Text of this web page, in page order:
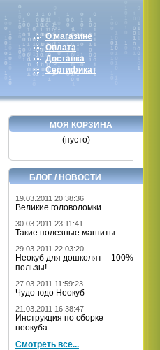
О магазине
Оплата
Доставка
Сертификат
МОЯ КОРЗИНА
(пусто)
БЛОГ / НОВОСТИ
19.03.2011 20:38:36
Великие головоломки
30.03.2011 23:11:41
Такие полезные магниты
29.03.2011 22:03:20
Неокуб для дошколят – 100%
пользы!
27.03.2011 11:59:23
Чудо-юдо Неокуб
21.03.2011 16:38:47
Инструкция по сборке
неокуба
Смотреть все...